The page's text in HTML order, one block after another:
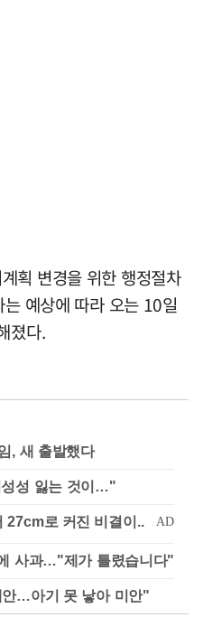
획 변경을 위한 행정절차
예상에 따라 오는 10일
졌다.
, 새 출발했다
성성 잃는 것이…"
사과…"제가 틀렸습니다"
…아기 못 낳아 미안"